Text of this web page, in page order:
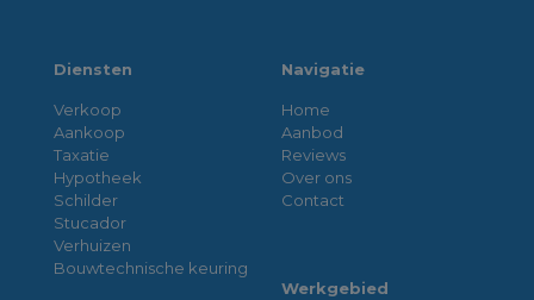
Diensten
Verkoop
Aankoop
Taxatie
Hypotheek
Schilder
Stucador
Verhuizen
Bouwtechnische keuring
Navigatie
Home
Aanbod
Reviews
Over ons
Contact
Werkgebied